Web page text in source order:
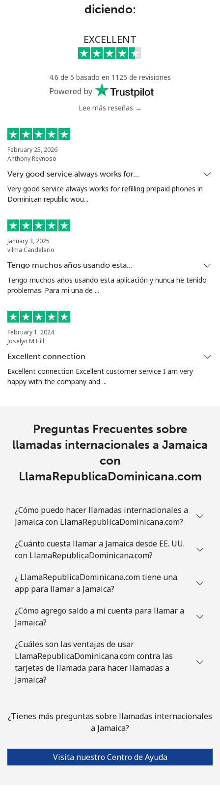
diciendo:
EXCELLENT
4.6 de 5 basado en 1125 de revisiones
Powered by
Lee más reseñas →
February 25, 2026
Anthony Reynoso
Very good service always works for…
Very good service always works for refilling prepaid phones in
Dominican republic wou...
January 3, 2025
vilma Candelario
Tengo muchos años usando esta…
Tengo muchos años usando esta aplicación y nunca he tenido
problemas. Para mi una de ...
February 1, 2024
Joselyn M Hill
Excellent connection
Excellent connection Excellent customer service I am very
happy with the company and ...
Preguntas Frecuentes sobre
llamadas internacionales a Jamaica
con
LlamaRepublicaDominicana.com
¿Cómo puedo hacer llamadas internacionales a
Jamaica con LlamaRepublicaDominicana.com?
¿Cuánto cuesta llamar a Jamaica desde EE. UU.
con LlamaRepublicaDominicana.com?
¿ LlamaRepublicaDominicana.com tiene una
app para llamar a Jamaica?
¿Cómo agrego saldo a mi cuenta para llamar a
Jamaica?
¿Cuáles son las ventajas de usar
LlamaRepublicaDominicana.com contra las
tarjetas de llamada para hacer llamadas a
Jamaica?
¿Tienes más preguntas sobre llamadas internacionales
a Jamaica?
Visita nuestro Centro de Ayuda